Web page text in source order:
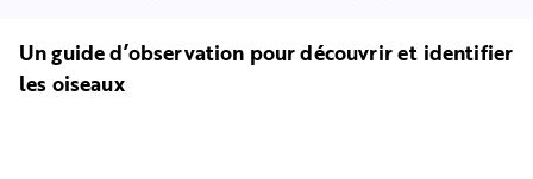
Un guide d’observation pour découvrir et identifier
les oiseaux